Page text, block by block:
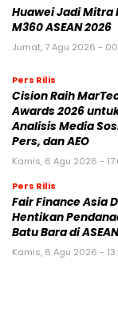
Huawei Jadi Mitra
M360 ASEAN 2026
Jumat, 7 Agu 2026 -
Pers Rilis
Cision Raih
Awards 2026
Analisis Media
Pers, dan AEO
Kamis, 6 Agu 2026 -
Pers Rilis
Fair Finance Asia
Hentikan
Batu Bara di ASEAN
Kamis, 6 Agu 2026 -